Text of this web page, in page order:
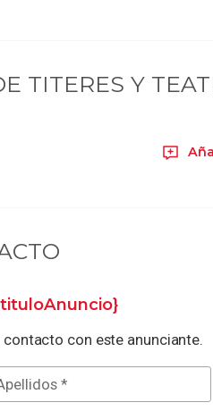
TITERES Y
con este anunciante.